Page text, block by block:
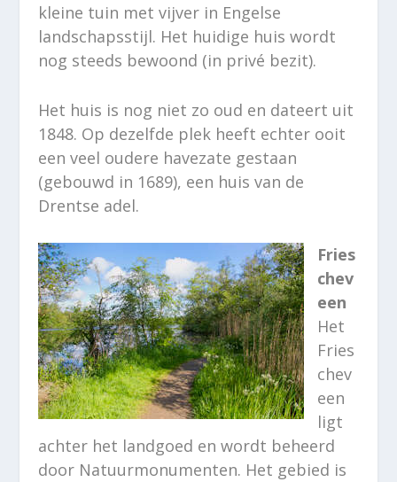
kleine tuin met vijver in Engelse
landschapsstijl. Het huidige huis wordt
nog steeds bewoond (in privé bezit).
Het huis is nog niet zo oud en dateert uit
1848. Op dezelfde plek heeft echter ooit
een veel oudere havezate gestaan
(gebouwd in 1689), een huis van de
Drentse adel.
Fries
chev
een
Het
Fries
chev
een
ligt
achter het landgoed en wordt beheerd
door Natuurmonumenten. Het gebied is